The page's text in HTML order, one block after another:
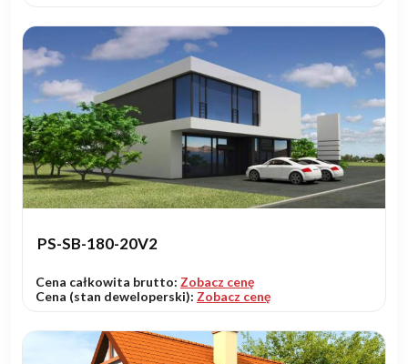
PS-SB-180-20V2
Cena całkowita brutto: Zobacz cenę
Cena (stan deweloperski): Zobacz cenę